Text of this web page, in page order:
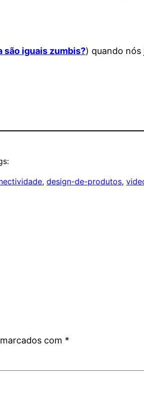
são iguais zumbis?) quando nós
, design-de-produtos,
com *